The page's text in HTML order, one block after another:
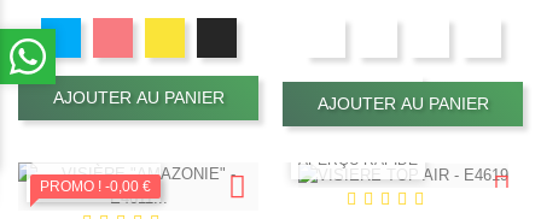
AJOUTER AU PANIER AJOUTER AU PANIER
APERÇU RAPIDE
PROMO ! -0,00 €
APERÇU RAPIDE